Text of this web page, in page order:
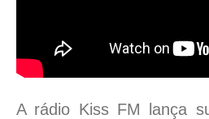
A rádio Kiss FM lança